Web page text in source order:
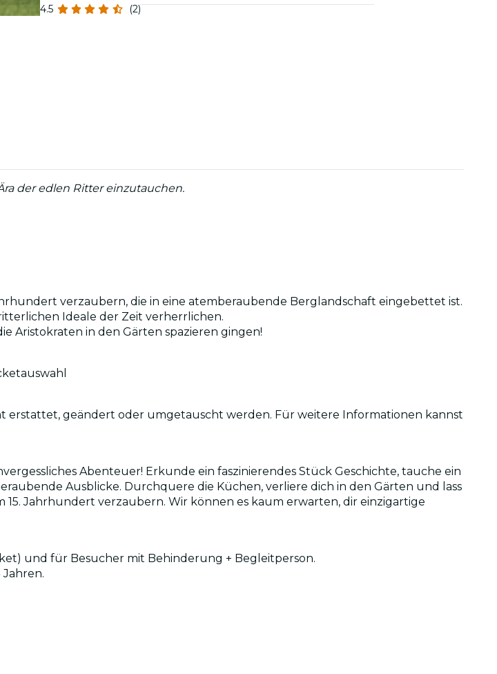
4.5 (2)
der edlen Ritter einzutauchen.
verzaubern, die in eine atemberaubende Berglandschaft eingebettet ist.
Ideale der Zeit verherrlichen.
Aristokraten in den Gärten spazieren gingen!
erstattet, geändert oder umgetauscht werden. Für weitere Informationen kannst
Abenteuer! Erkunde ein faszinierendes Stück Geschichte, tauche ein
Ausblicke. Durchquere die Küchen, verliere dich in den Gärten und lass
Jahrhundert verzaubern. Wir können es kaum erwarten, dir einzigartige
und für Besucher mit Behinderung + Begleitperson.